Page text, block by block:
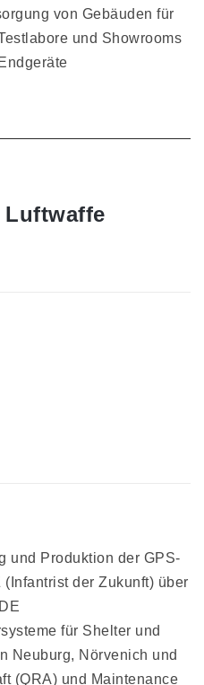
von Gebäuden für
und Showrooms
Luftwaffe
und Produktion der GPS-
der Zukunft) über
für Shelter und
Neuburg, Nörvenich und
(QRA) und Maintenance